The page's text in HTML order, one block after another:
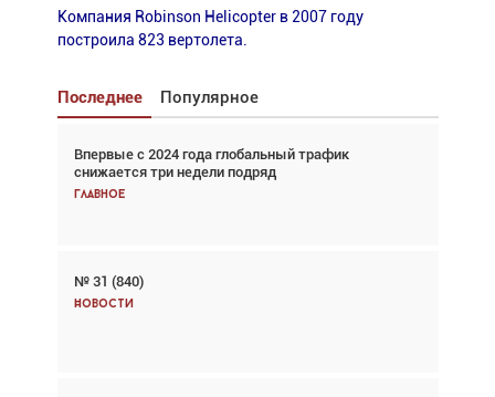
Компания Robinson Helicopter в 2007 году
построила 823 вертолета.
Последнее Популярное
Впервые с 2024 года глобальный трафик
снижается три недели подряд
Главное
№ 31 (840)
Новости
Взгляд с высоты: тандем вертолётов и БПЛА в
спасательных операциях
Главное
Авиационный фотограф Дэйв Кох: «Фотография
говорит сама за себя... а ИИ всё портит»